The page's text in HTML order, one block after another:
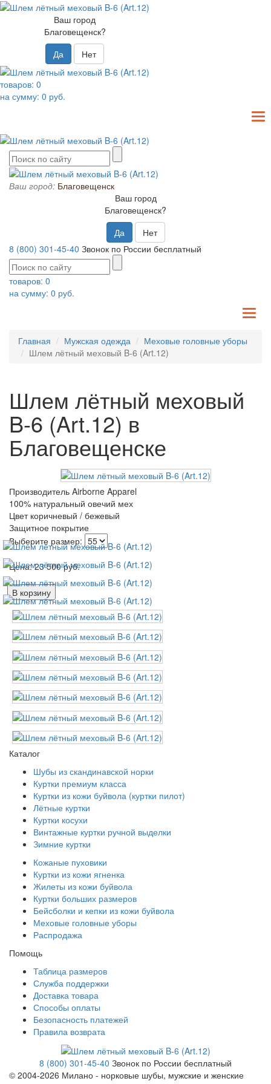
Ваш город
Благовещенск?
Да
Нет
товаров: 0
на сумму: 0 руб.
Ваш город: Благовещенск
Ваш город
Благовещенск?
Да
Нет
8 (800) 301-45-40 Звонок по России бесплатный
товаров: 0
на сумму: 0 руб.
Главная Мужская одежда
Меховые головные уборы
Шлем лётный меховый B-6 (Art.12)
Шлем лётный меховый
B-6 (Art.12) в
Благовещенске
Производитель Airborne Apparel
100% натуральный овечий мех
Цвет коричневый / бежевый
Защитное покрытие
Выберите размер:
Цена:23 500руб.
В корзину
Каталог
Шубы из скандинавской норки
Куртки премиум класса
Куртки из кожи буйвола (куртки пилот)
Лётные куртки
Куртки косухи
Винтажные куртки ручной выделки
Зимние куртки
Кожаные пуховики
Куртки из кожи ягненка
Жилеты из кожи буйвола
Куртки больших размеров
Бейсболки и кепки из кожи буйвола
Меховые головные уборы
Распродажа
Помощь
Таблица размеров
Служба поддержки
Доставка товара
Способы оплаты
Безопасность платежей
Правила возврата
8 (800) 301-45-40 Звонок по России бесплатный
© 2004-2026 Милано - норковые шубы, мужские и женские